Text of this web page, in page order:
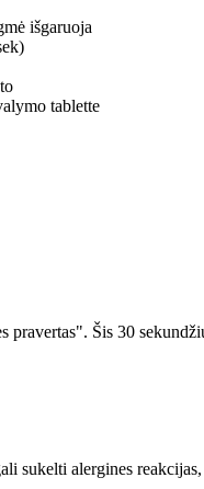
išgaruoja
tablette
Šis 30
sukelti alergines